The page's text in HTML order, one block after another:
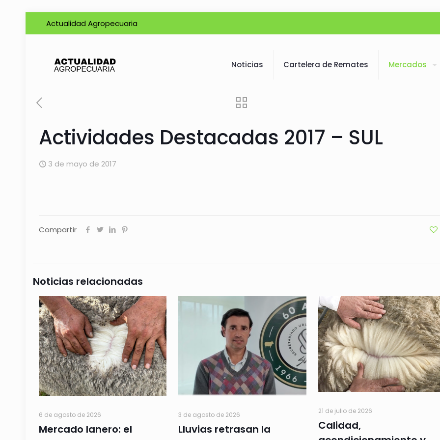
Actualidad Agropecuaria
Noticias Cartelera de Remates Mercados
Actividades Destacadas 2017 – SUL
3 de mayo de 2017
Compartir
Noticias relacionadas
6 de agosto de 2026
Mercado lanero: el
3 de agosto de 2026
Lluvias retrasan la
21 de julio de 2026
Calidad,